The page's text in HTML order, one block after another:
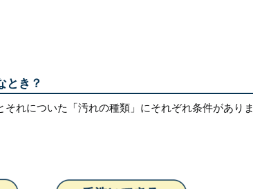
とき？
れについた「汚れの種類」にそれぞれ条件がありま